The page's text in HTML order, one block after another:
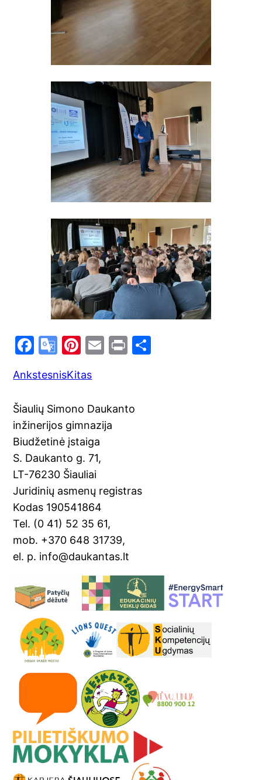
F
c
e
b
o
o
k
G
o
gl
e
Tr
a
n
sl
at
e
Pi
er
e
st
E
l
Pr
AnkstesnisKitas
Šiaulių Simono Daukanto
inžinerijos gimnazija
Biudžetinė įstaiga
S. Daukanto g. 71,
LT-76230 Šiauliai
Juridinių asmenų registras
Kodas 190541864
Tel. (0 41) 52 35 61,
mob. +370 648 31739,
el. p. info@daukantas.lt